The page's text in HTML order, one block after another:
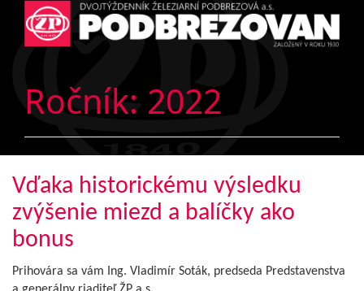
Ročník: 2022
Vďaka historickému výsledku
zvýšenie miezd a balíčky ako
bonus
Prihovára sa vám Ing. Vladimír Soták, predseda Predstavenstva